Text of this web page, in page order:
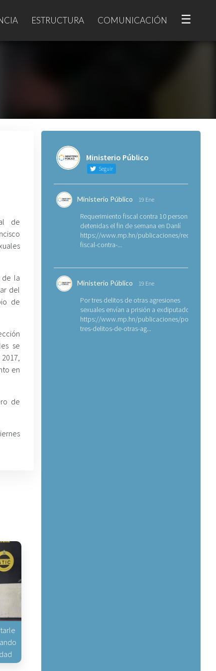
ESTRUCTURA COMUNICACIÓN ☰
de
de la
del
de
se
en
de
Ministerio Público
Seguir
Ministerio Público 19 Ene
Requerimiento fiscal contra 10 personas
detenidas el fin de semana en Danlí
https://www.mp.hn/publicaciones/
fiscal-contra-...
Ministerio Público 19 Ene
Por tres delitos de otras agresiones
sexuales envían a prisión a exdiputado
https://www.mp.hn/publicaciones/por-
tres-delitos-de-otras-ag...